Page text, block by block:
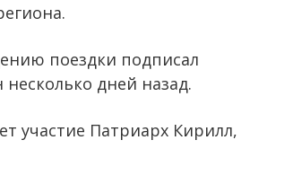
поездки подписал
дней назад.
участие Патриарх Кирилл,